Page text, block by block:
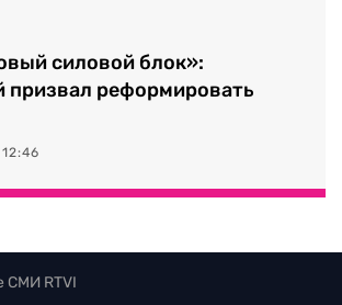
силовой блок»:
реформировать
СМИ RTVI